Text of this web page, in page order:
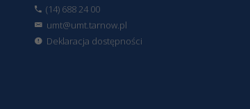
(14) 688 24 00
umt@umt.tarnow.pl
Deklaracja dostępności